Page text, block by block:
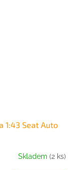
1:43 Seat Auto
Skladem (2 ks)